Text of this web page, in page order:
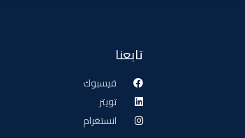
تابعنا
فيسبوك
تويتر
انستغرام